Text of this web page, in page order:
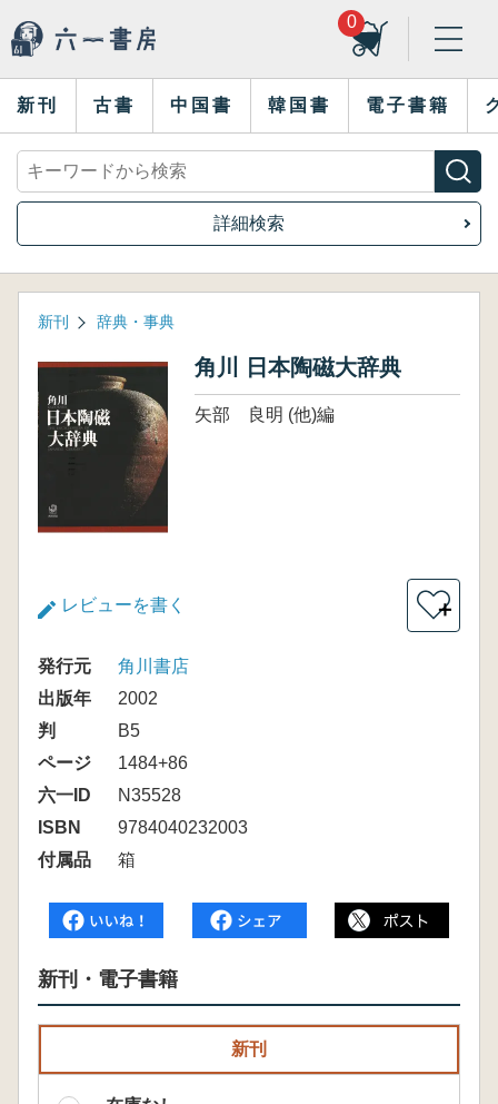
0
新刊 古書 中国書 韓国書 電子書籍
詳細検索
新刊 辞典・事典
角川 日本陶磁大辞典
矢部 良明 (他)編
レビューを書く ＋
発行元
角川書店
出版年
2002
判
B5
ページ
1484+86
六一ID
N35528
ISBN
9784040232003
付属品
箱
新刊・電子書籍
新刊